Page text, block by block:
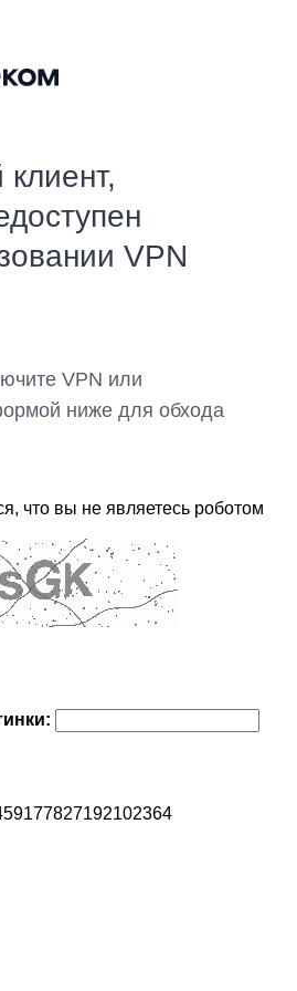
VPN
VPN или
ниже для обхода
что вы не являетесь роботом